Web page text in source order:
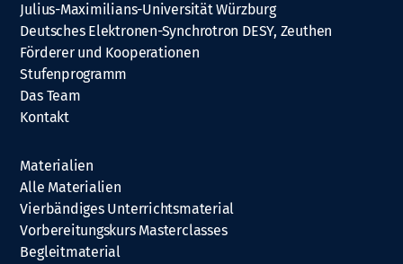
Julius-Maximilians-Universität Würzburg
Deutsches Elektronen-Synchrotron DESY, Zeuthen
Förderer und Kooperationen
Stufenprogramm
Das Team
Kontakt
Materialien
Alle Materialien
Vierbändiges Unterrichtsmaterial
Vorbereitungskurs Masterclasses
Begleitmaterial